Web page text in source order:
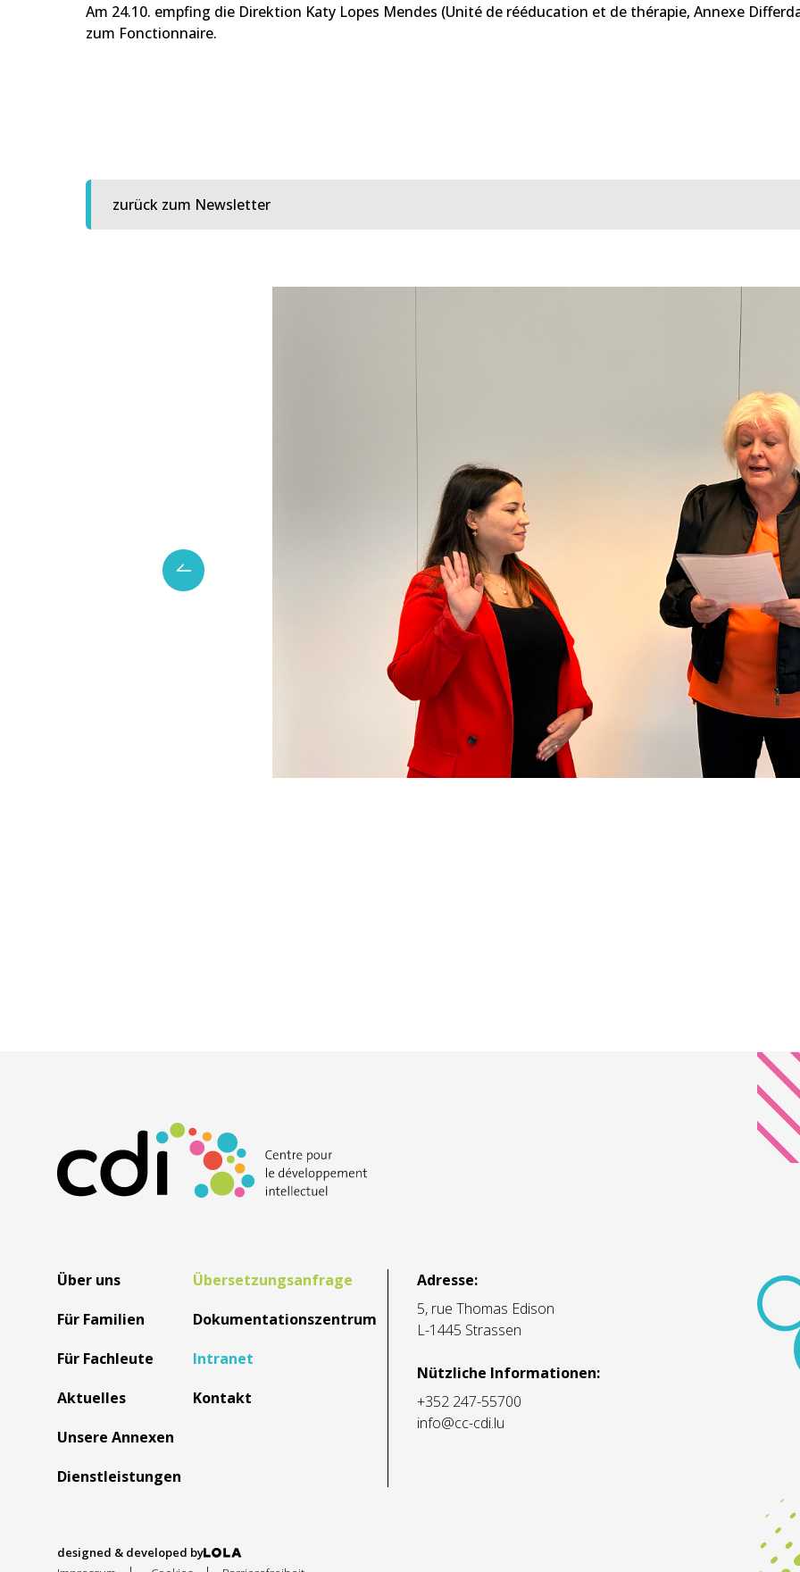
Am 24.10. empfing die Direktion Katy Lopes Mendes (Unité de rééducation et de thérapie, Annexe
zum Fonctionnaire.
zurück zum Newsletter
Über uns
Für Familien
Für Fachleute
Aktuelles
Unsere Annexen
Dienstleistungen
Übersetzungsanfrage
Dokumentationszentrum
Intranet
Kontakt
Adresse:
5, rue Thomas Edison
L-1445 Strassen
Nützliche Informationen:
+352 247-55700
info@cc-cdi.lu
designed & developed by